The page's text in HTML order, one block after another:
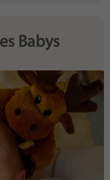
Babys